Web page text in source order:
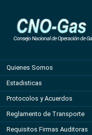
Quienes Somos
Estadisticas
Protocolos y Acuerdos
Reglamento de Transporte
Requisitos Firmas Auditoras